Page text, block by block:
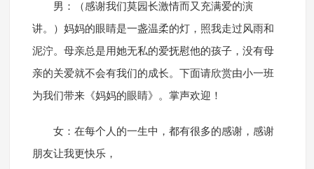
男：（感谢我们莫园长激情而又充满爱的演
讲。）妈妈的眼睛是一盏温柔的灯，照我走过风雨和
泥泞。母亲总是用她无私的爱抚慰他的孩子，没有母
亲的关爱就不会有我们的成长。下面请欣赏由小一班
为我们带来《妈妈的眼睛》。掌声欢迎！
女：在每个人的一生中，都有很多的感谢，感谢
朋友让我更快乐，